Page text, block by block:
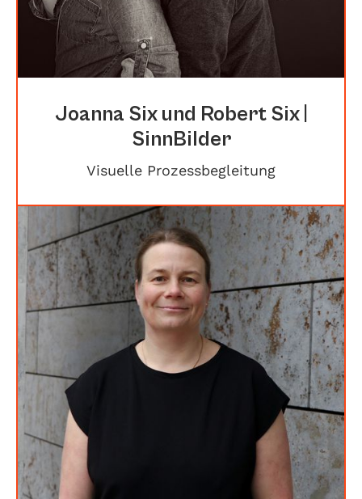
Joanna Six und Robert Six |
SinnBilder
Visuelle Prozessbegleitung